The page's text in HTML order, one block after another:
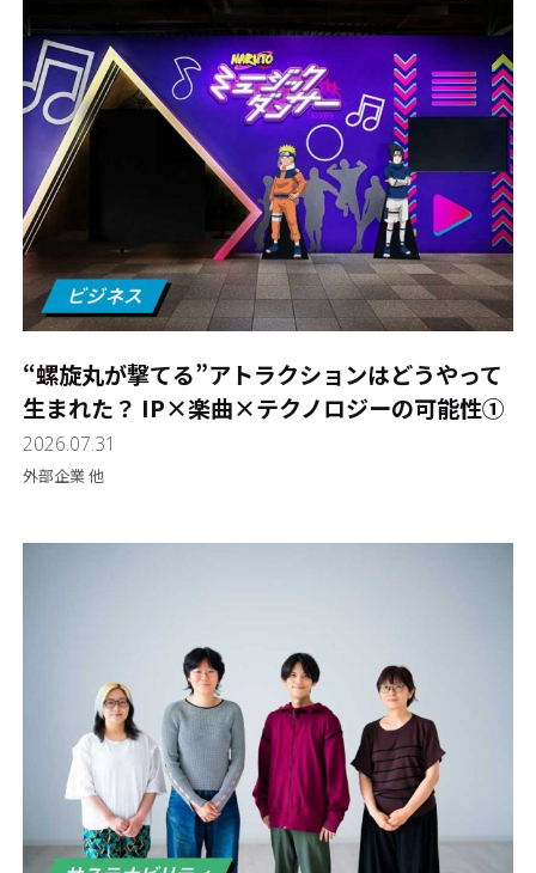
“螺旋丸が撃てる”アトラクションはどうやって
生まれた？ IP×楽曲×テクノロジーの可能性①
2026.07.31
外部企業 他